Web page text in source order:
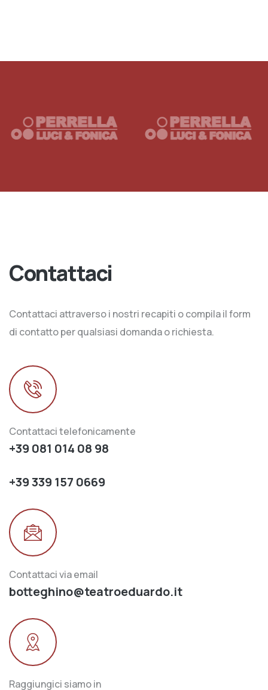
Contattaci
Contattaci attraverso i nostri recapiti o compila il form
di contatto per qualsiasi domanda o richiesta.
Contattaci telefonicamente
+39 081 014 08 98
+39 339 157 0669
Contattaci via email
botteghino@teatroeduardo.it
Raggiungici siamo in